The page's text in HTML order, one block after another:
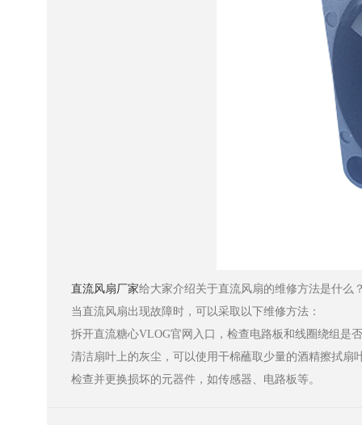
直流风扇厂家给大家介绍关于​直流风扇的维修方法是什么
当直流风扇出现故障时，可以采取以下维修方法：
拆开直流糖心VLOG官网入口，检查电路板和线圈绕组是否损
清洁扇叶上的灰尘，可以使用干棉蘸取少量的酒精擦拭扇叶
检查并更换损坏的元器件，如传感器、电路板等。